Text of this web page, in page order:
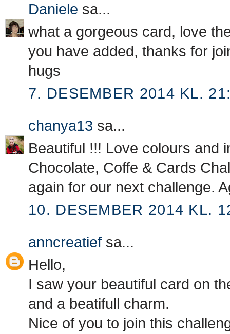
Daniele sa...
what a gorgeous card, love
you have added, thanks for
hugs
7. DESEMBER 2014 KL.
chanya13 sa...
Beautiful !!! Love colours and
Chocolate, Coffe & Cards
again for our next challenge.
10. DESEMBER 2014 KL.
anncreatiefsa...
Hello,
I saw your beautiful card on
and a beatifull charm.
Nice of you to join this